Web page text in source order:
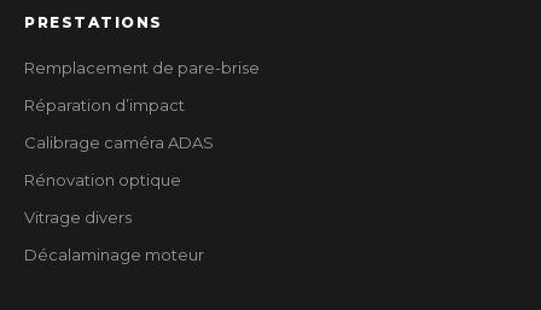
PRESTATIONS
Remplacement de pare-brise
Réparation d’impact
Calibrage caméra ADAS
Rénovation optique
Vitrage divers
Décalaminage moteur